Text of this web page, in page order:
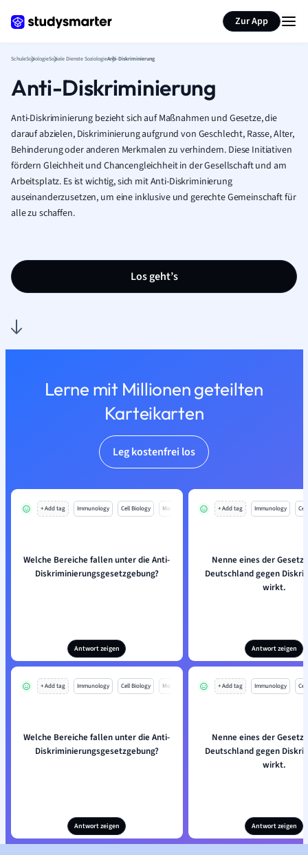
Zur App
SchuleSoziologieSoziale Dienste SoziologieAnti-Diskriminierung
Anti-Diskriminierung
Anti-Diskriminierung bezieht sich auf Maßnahmen und Gesetze, die
darauf abzielen, Diskriminierung aufgrund von Geschlecht, Rasse, Alter,
Behinderung oder anderen Merkmalen zu verhindern. Diese Initiativen
fördern Gleichheit und Chancengleichheit in der Gesellschaft und am
Arbeitsplatz. Es ist wichtig, sich mit Anti-Diskriminierung
auseinanderzusetzen, um eine inklusive und gerechte Gemeinschaft für
alle zu schaffen.
Los geht’s
Lerne mit Millionen geteilten
Karteikarten
Leg kostenfrei los
+ Add tag Immunology Cell Biology Mo
Welche Bereiche fallen unter die Anti-
Diskriminierungsgesetzgebung?
Antwort zeigen
+ Add tag Immunology
Nenne eines der
Deutschland gegen
wirkt.
Antwort zeigen
+ Add tag Immunology Cell Biology Mo
Welche Bereiche fallen unter die Anti-
Diskriminierungsgesetzgebung?
Antwort zeigen
+ Add tag Immunology
Nenne eines der
Deutschland gegen
wirkt.
Antwort zeigen
Seite zusammenfassen